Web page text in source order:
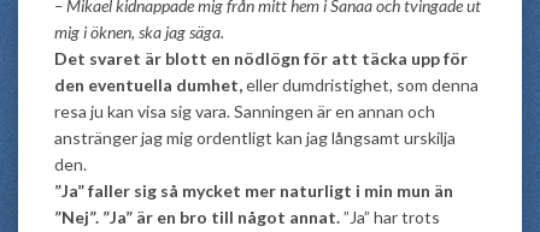
– Mikael kidnappade mig från mitt hem i Sanaa och tvingade ut
mig i öknen, ska jag säga.
Det svaret är blott en nödlögn för att täcka upp för
den eventuella dumhet,eller dumdristighet, som denna
resa ju kan visa sig vara. Sanningen är en annan och
anstränger jag mig ordentligt kan jag långsamt urskilja
den.
”Ja” faller sig så mycket mer naturligt i min mun än
”Nej”. ”Ja” är en bro till något annat.”Ja” har trots